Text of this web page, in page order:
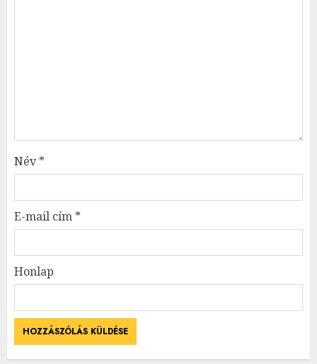
Név*
E-mail cím *
Honlap